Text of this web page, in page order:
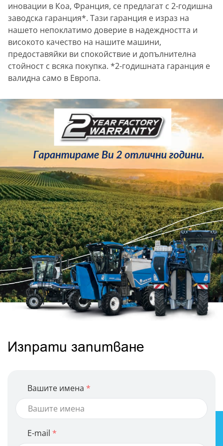
иновации в Коа, Франция, се предлагат с 2-годишна
заводска гаранция*. Тази гаранция е израз на
нашето непоклатимо доверие в надеждността и
високото качество на нашите машини,
предоставяйки ви спокойствие и допълнителна
стойност с всяка покупка. *2-годишната гаранция е
валидна само в Европа.
Изпрати запитване
Вашите имена
E-mail